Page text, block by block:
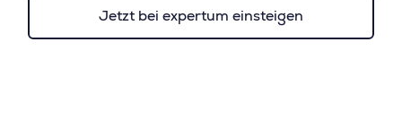
Jetzt bei expertum einsteigen